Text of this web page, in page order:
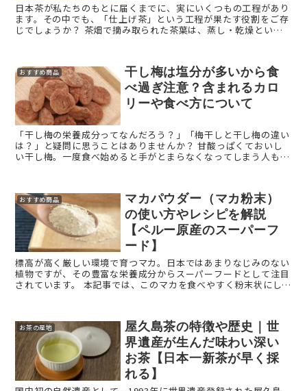
日本茶が私たちのもとに届くまでに、実にいくつもの工程があり
ます。その中でも、「仕上げ茶」という工程が果たす役割をご存
じでしょうか？ 茶畑で摘み取られた茶葉は、蒸し・乾燥といっ
おすすめ商品
干し梅は塩分が多いから食
べ過ぎ注意？含まれるカロ
リーや食べ方について
「干し梅の栄養成分ってなんだろう？」「梅干しと干し梅の違い
は？」と疑問に思うことはありませんか？ 甘酸っぱくておいし
い干し梅。一度食べ始めると手がとまらなくなってしまう人も多
おすすめ商品
マカパウダー（マカ粉末）
の使い方やレシピを解説
【ペルー原産のスーパーフ
ード】
標高が高く厳しい環境で育つマカ。日本ではあまりなじみのない
植物ですが、その豊富な栄養成分からスーパーフードとして注目
されています。 本記事では、このマカを食べやすく粉末状にした
お茶の産地
屋久島茶の特徴や歴史｜世
界遺産が生んだ味わい深い
お茶【日本一新茶が早く採
れる】